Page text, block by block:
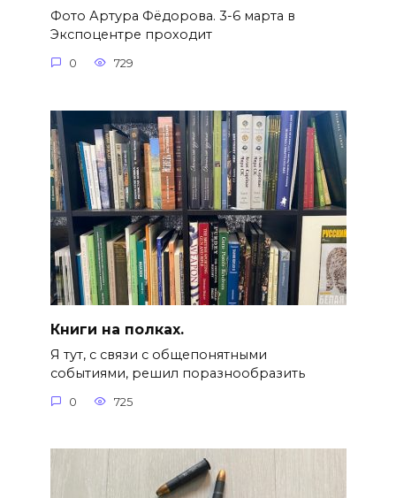
Фото Артура Фёдорова. 3-6 марта в
Экспоцентре проходит
0 729
Книги на полках.
Я тут, с связи с общепонятными
событиями, решил поразнообразить
0 725